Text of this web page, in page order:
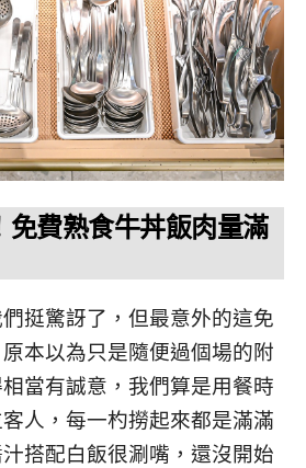
免費熟食牛丼飯肉量滿
挺驚訝了，但最意外的這免
本以為只是隨便過個場的附
當有誠意，我們算是用餐時
人，每一杓撈起來都是滿滿
搭配白飯很涮嘴，還沒開始